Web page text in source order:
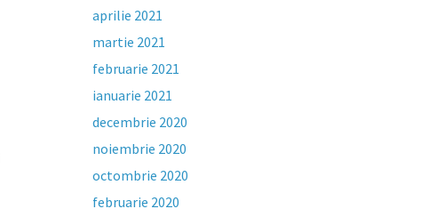
aprilie 2021
martie 2021
februarie 2021
ianuarie 2021
decembrie 2020
noiembrie 2020
octombrie 2020
februarie 2020